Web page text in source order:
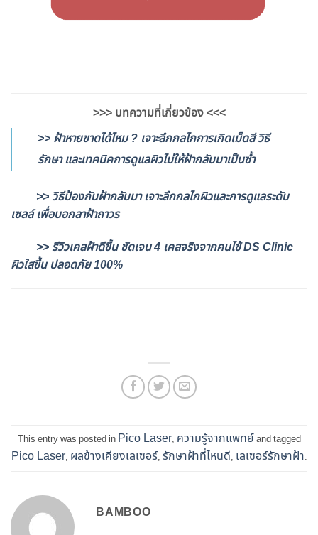
>>> บทความที่เกี่ยวข้อง <<<
>> ฝ้าหายขาดได้ไหม ? เจาะลึกกลไกการเกิดเม็ดสี วิธี
รักษา และเทคนิคการดูแลผิวไม่ให้ฝ้ากลับมาเป็นซ้ำ
>> วิธีป้องกันฝ้ากลับมา เจาะลึกกลไกผิวและการดูแลระดับ
เซลล์ เพื่อบอกลาฝ้าถาวร
>> รีวิวเคสฝ้าดีขึ้น ชัดเจน 4 เคสจริงจากคนไข้ DS Clinic
ผิวใสขึ้น ปลอดภัย 100%
This entry was posted in Pico Laser, ความรู้จากแพทย์and tagged
Pico Laser, ผลข้างเคียงเลเซอร์, รักษาฝ้าที่ไหนดี, เลเซอร์รักษาฝ้า.
BAMBOO